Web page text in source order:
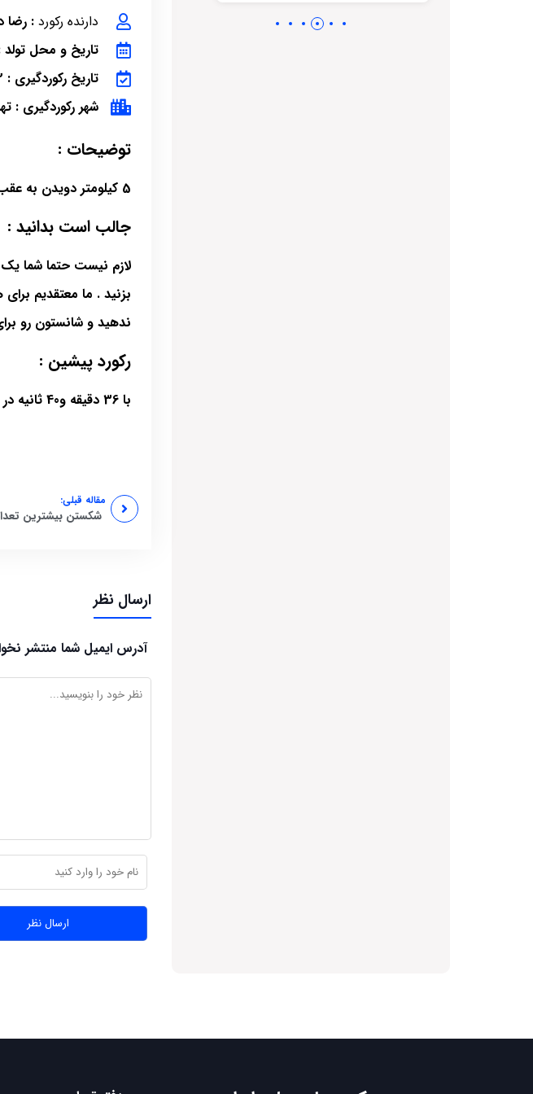
دارنده رکورد: رضا
تاریخ و محل تولد : 1368 مراغه ، استان آذربایجان
تاریخ رکوردگیری : 2 تیر ماه 1401
شهر رکوردگیری :
توضیحات :
5 کیلومتر دویدن به عقب در زمان 24 دقیقه و14 ثانیه و49 صدم
جالب است بدانید :
لازم نیست حتما شما یک
بزنید . ما معتقدیم
ندهید و شانستون رو
رکورد پیشین :
با 36 دقیقه و40 ثانیه در اختیار سید کاظم حسینی از تهران بود
مقاله قبلی:
شکستن بیشترین
ارسال نظر
آدرس ایمیل شما منتشر